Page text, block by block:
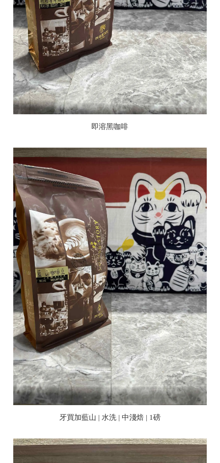
即溶黑咖啡
牙買加藍山 | 水洗 | 中淺焙 | 1磅